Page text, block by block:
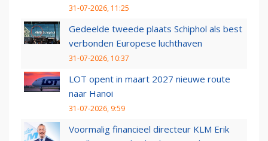
31-07-2026, 11:25
Gedeelde tweede plaats Schiphol als best
verbonden Europese luchthaven
31-07-2026, 10:37
LOT opent in maart 2027 nieuwe route
naar Hanoi
31-07-2026, 9:59
Voormalig financieel directeur KLM Erik